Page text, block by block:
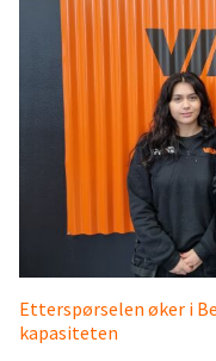
Etterspørselen øker i
kapasiteten